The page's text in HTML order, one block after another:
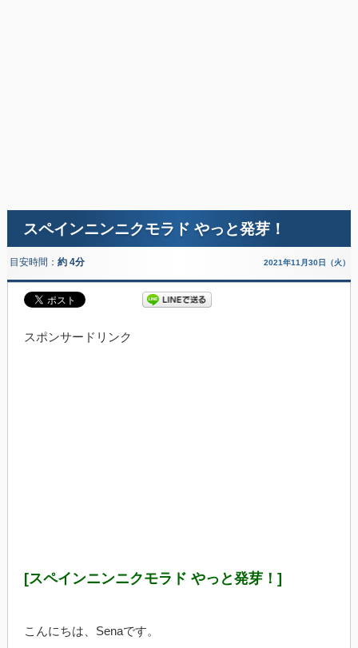
スペインニンニクモラド やっと発芽！
目安時間： 約 4分 2021年11月30日（火）
スポンサードリンク
[スペインニンニクモラド やっと発芽！]
こんにちは、Senaです。